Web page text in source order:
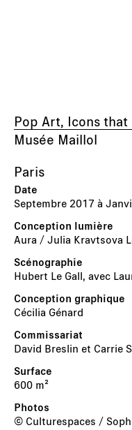
Pop Art, Icons
Musée Maillol
Paris
Septembre 2017 à
Aura / Julia Kravtsova
Hubert Le Gall, avec
Cécilia Génard
David Breslin et Carrie
600 m²
© Culturespaces /